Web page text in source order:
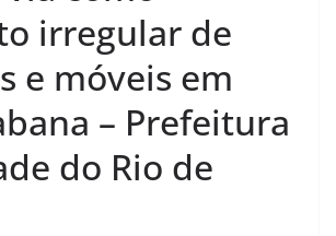
irregular de
e móveis em
– Prefeitura
do Rio de